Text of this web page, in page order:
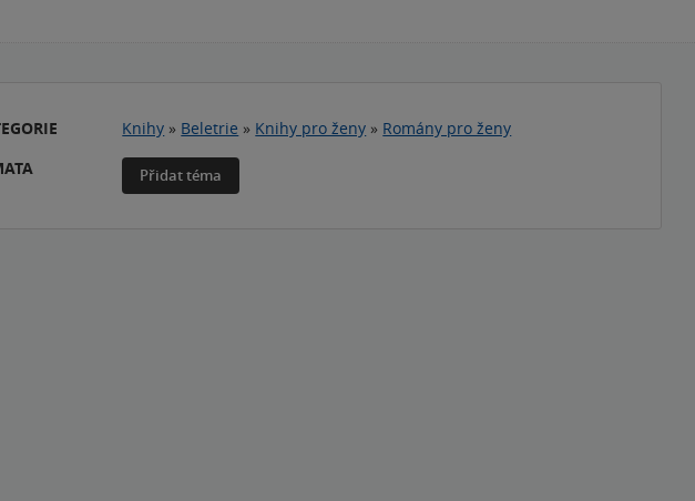
Knihy » Beletrie » Knihy pro ženy » Romány pro ženy
Přidat téma